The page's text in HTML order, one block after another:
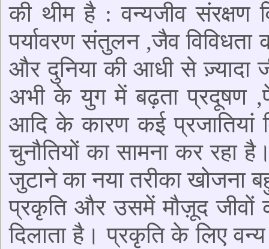
की थीम है : वन्यजीव संरक्षण
पर्यावरण संतुलन ,जैव विविधता
और दुनिया की आधी से ज़्यादा
अभी के युग में बढ़ता प्रदूषण
आदि के कारण कई प्रजातियां
चुनौतियों का सामना कर रहा
जुटाने का नया तरीका खोजना
प्रकृति और उसमें मौज़ूद जीवों
दिलाता है। प्रकृति के लिए